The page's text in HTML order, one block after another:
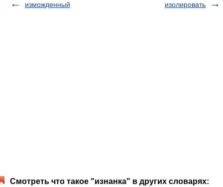
изможденный изолировать
Смотреть что такое "изнанка" в других словарях: